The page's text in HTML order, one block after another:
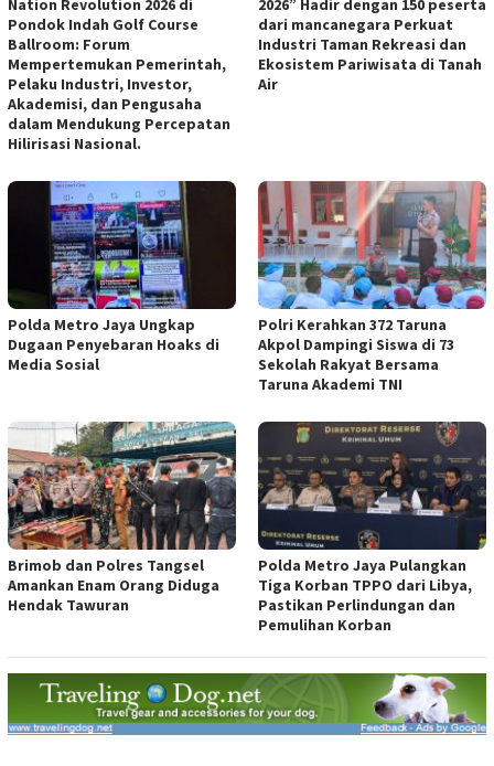
Nation Revolution 2026 di
Pondok Indah Golf Course
Ballroom: Forum
Mempertemukan Pemerintah,
Pelaku Industri, Investor,
Akademisi, dan Pengusaha
dalam Mendukung Percepatan
Hilirisasi Nasional.
2026” Hadir dengan 150 peserta
dari mancanegara Perkuat
Industri Taman Rekreasi dan
Ekosistem Pariwisata di Tanah
Air
Polda Metro Jaya Ungkap
Dugaan Penyebaran Hoaks di
Media Sosial
Polri Kerahkan 372 Taruna
Akpol Dampingi Siswa di 73
Sekolah Rakyat Bersama
Taruna Akademi TNI
Brimob dan Polres Tangsel
Amankan Enam Orang Diduga
Hendak Tawuran
Polda Metro Jaya Pulangkan
Tiga Korban TPPO dari Libya,
Pastikan Perlindungan dan
Pemulihan Korban